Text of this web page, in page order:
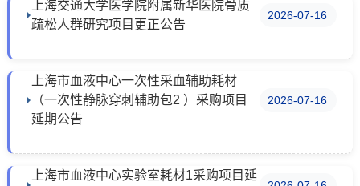
上海交通大学医学院附属新华医院骨质
疏松人群研究项目更正公告
2026-07-16
上海市血液中心一次性采血辅助耗材
（一次性静脉穿刺辅助包2 ）采购项目
延期公告
2026-07-16
上海市血液中心实验室耗材1采购项目延